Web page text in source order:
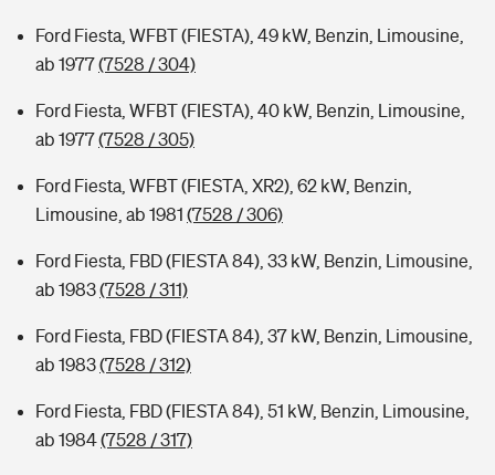
Ford Fiesta, WFBT (FIESTA), 49 kW, Benzin, Limousine,
ab 1977(7528 / 304)
Ford Fiesta, WFBT (FIESTA), 40 kW, Benzin, Limousine,
ab 1977(7528 / 305)
Ford Fiesta, WFBT (FIESTA, XR2), 62 kW, Benzin,
Limousine, ab 1981 (7528 / 306)
Ford Fiesta, FBD (FIESTA 84), 33 kW, Benzin, Limousine,
ab 1983(7528 / 311)
Ford Fiesta, FBD (FIESTA 84), 37 kW, Benzin, Limousine,
ab 1983(7528 / 312)
Ford Fiesta, FBD (FIESTA 84), 51 kW, Benzin, Limousine,
ab 1984(7528 / 317)